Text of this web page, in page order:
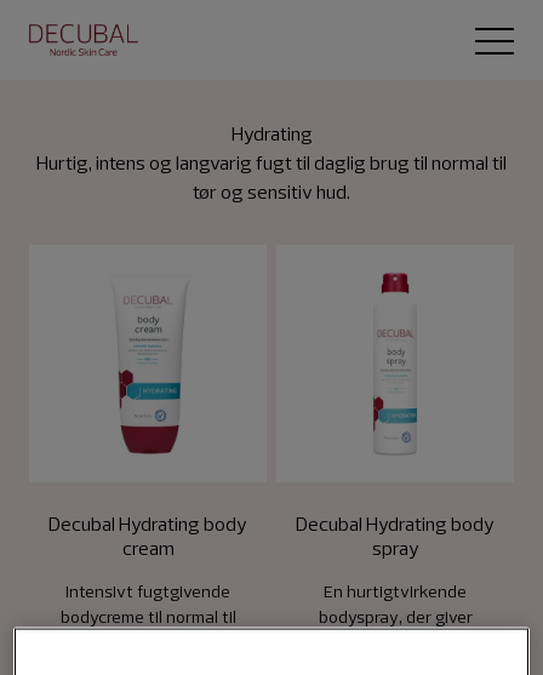
Open
Hydrating
Hurtig, intens og langvarig fugt til daglig brug til normal til
tør og sensitiv hud.
Decubal Hydrating body
cream
Intensivt fugtgivende
bodycreme til normal til
Decubal Hydrating body
spray
En hurtigtvirkende
bodyspray, der giver